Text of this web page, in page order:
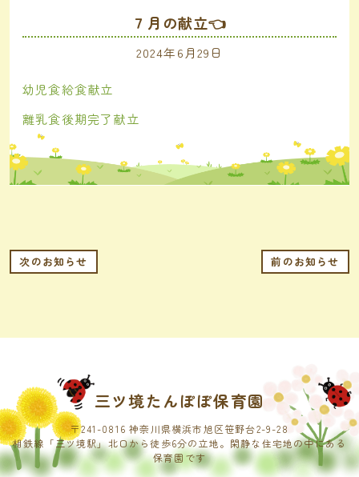
７月の献立👈
2024年6月29日
幼児食給食献立
離乳食後期完了献立
前のお知らせ
次のお知らせ
三ツ境たんぽぽ保育園
〒241-0816 神奈川県横浜市旭区笹野台2-9-28
相鉄線「三ツ境駅」北口から徒歩6分の立地。閑静な住宅地の中にある
保育園です